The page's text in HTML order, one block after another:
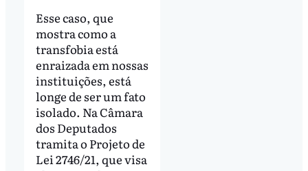
Esse caso, que
mostra como a
transfobia está
enraizada em nossas
instituições, está
longe de ser um fato
isolado. Na Câmara
dos Deputados
tramita o Projeto de
Lei 2746/21, que visa